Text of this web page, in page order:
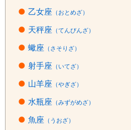
● 乙女座 （おとめざ）
● 天秤座 （てんびんざ）
● 蠍座 （さそりざ）
● 射手座 （いてざ）
● 山羊座 （やぎざ）
● 水瓶座 （みずがめざ）
● 魚座 （うおざ）